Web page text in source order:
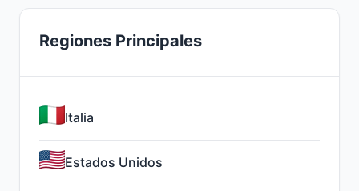
Regiones Principales
Italia
Estados Unidos